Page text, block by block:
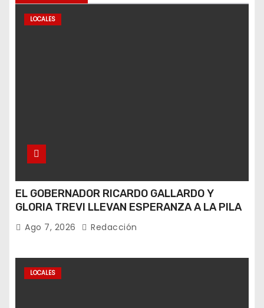
LOCALES
EL GOBERNADOR RICARDO GALLARDO Y
GLORIA TREVI LLEVAN ESPERANZA A LA PILA
Ago 7, 2026 Redacción
LOCALES